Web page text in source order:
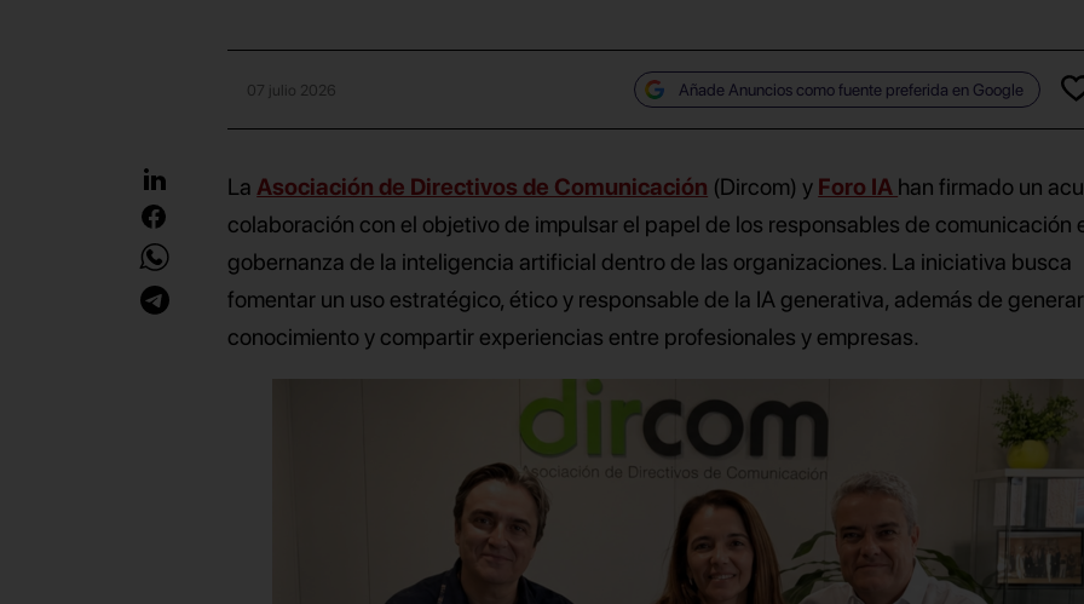
07 julio 2026 Añade Anuncios como fuente preferida en Google
LaAsociación de Directivos de Comunicación (Dircom) y Foro IA han firmado un
colaboración con el objetivo de impulsar el papel de los responsables de comunicación
gobernanza de la inteligencia artificial dentro de las organizaciones. La iniciativa busca
fomentar un uso estratégico, ético y responsable de la IA generativa, además de generar
conocimiento y compartir experiencias entre profesionales y empresas.